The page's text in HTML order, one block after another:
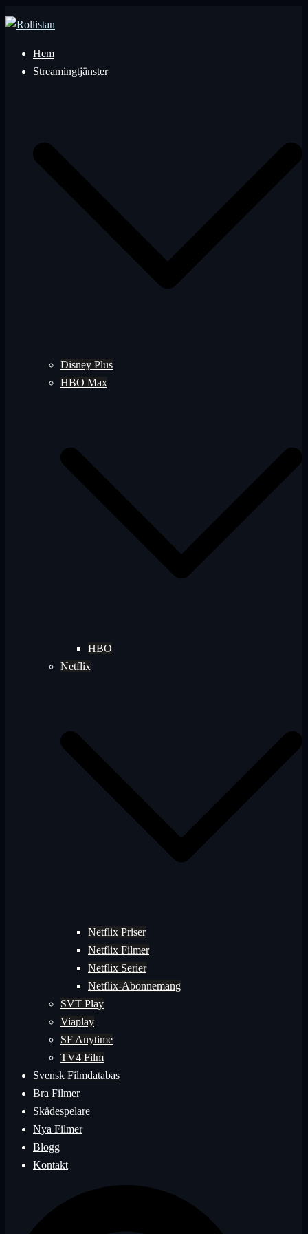
Hoppa
innehållHem
Streamingtjänster
Disney Plus
HBO Max
HBO
Netflix
Netflix Priser
Netflix Filmer
Netflix Serier
Netflix-Abonnemang
SVT Play
Viaplay
SF Anytime
TV4 Film
Svensk Filmdatabas
Bra Filmer
Skådespelare
Nya Filmer
Blogg
Kontakt